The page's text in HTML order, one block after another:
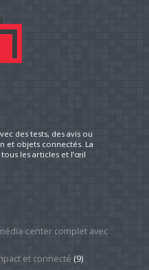
des tests, des avis ou
et objets connectés. La
les articles et l’œil
center complet avec
et connecté (9)